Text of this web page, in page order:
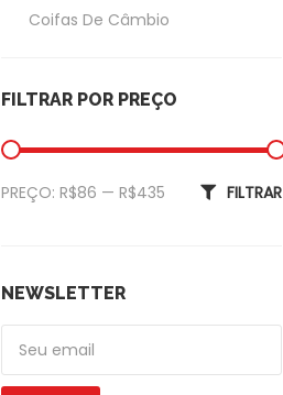
Coifas De Câmbio
Garfo Da Embreagem
Exterior
Amortecedor Tampa Traseira
De Piscas
Emblemas
Faróis Dianteiros
FILTRAR POR PREÇO
Preço mínimo
Preço máximo FILTRAR
PREÇO: R$86 — R$435
NEWSLETTER